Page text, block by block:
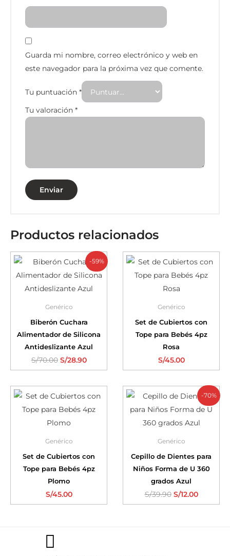
Guarda mi nombre, correo electrónico y web en
este navegador para la próxima vez que comente.
Tu puntuación*
Tu valoración*
Productos relacionados
-59%
Genérico
Biberón Cuchara
Alimentador de Silicona
Antideslizante Azul
S/70.00 S/28.90
Genérico
Set de Cubiertos con
Tope para Bebés 4pz
Rosa
S/45.00
Genérico
Set de Cubiertos con
Tope para Bebés 4pz
Plomo
S/45.00
-70%
Genérico
Cepillo de Dientes para
Niños Forma de U 360
grados Azul
S/39.90 S/12.00